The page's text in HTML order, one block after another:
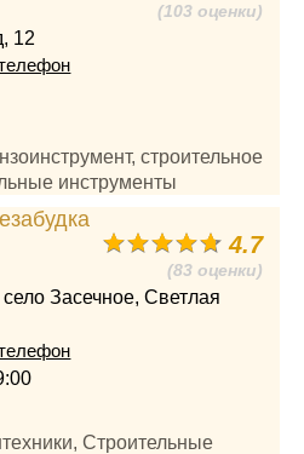
(103 оценки)
12
строительное
инструменты
4.7
(83 оценки)
Засечное, Светлая
Строительные